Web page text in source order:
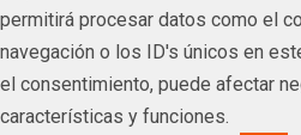
permitirá procesar datos como el
navegación o los ID's únicos en
el consentimiento, puede afectar
características y funciones.